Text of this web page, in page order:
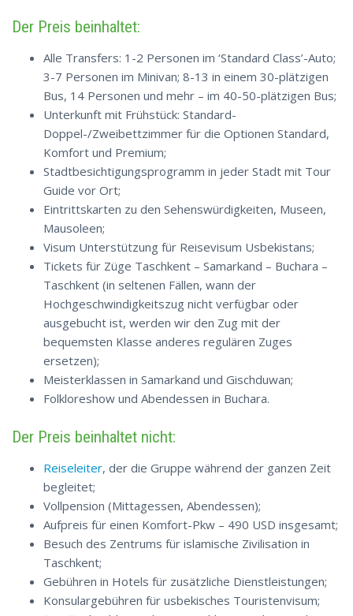
Der Preis beinhaltet:
Alle Transfers: 1-2 Personen im ‘Standard Class’-Auto;
3-7 Personen im Minivan; 8-13 in einem 30-plätzigen
Bus, 14 Personen und mehr – im 40-50-plätzigen Bus;
Unterkunft mit Frühstück: Standard-
Doppel-/Zweibettzimmer für die Optionen Standard,
Komfort und Premium;
Stadtbesichtigungsprogramm in jeder Stadt mit Tour
Guide vor Ort;
Eintrittskarten zu den Sehenswürdigkeiten, Museen,
Mausoleen;
Visum Unterstützung für Reisevisum Usbekistans;
Tickets für Züge Taschkent – Samarkand – Buchara –
Taschkent (in seltenen Fällen, wann der
Hochgeschwindigkeitszug nicht verfügbar oder
ausgebucht ist, werden wir den Zug mit der
bequemsten Klasse anderes regulären Zuges
ersetzen);
Meisterklassen in Samarkand und Gischduwan;
Folkloreshow und Abendessen in Buchara.
Der Preis beinhaltet nicht:
Reiseleiter, der die Gruppe während der ganzen Zeit
begleitet;
Vollpension (Mittagessen, Abendessen);
Aufpreis für einen Komfort-Pkw – 490 USD insgesamt;
Besuch des Zentrums für islamische Zivilisation in
Taschkent;
Gebühren in Hotels für zusätzliche Dienstleistungen;
Konsulargebühren für usbekisches Touristenvisum;